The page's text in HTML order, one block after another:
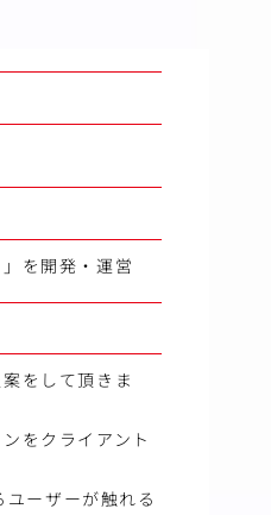
を開発・運営
をして頂きま
をクライアント
ーザーが触れる